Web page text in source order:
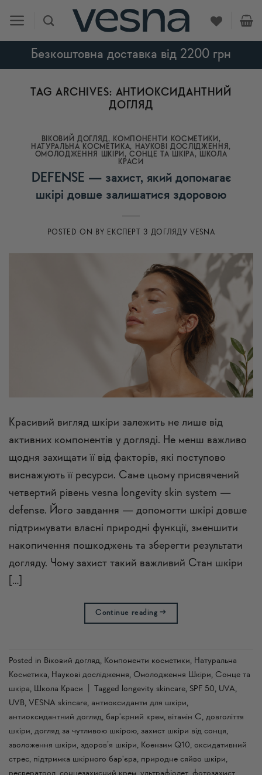
content
Безкоштовна доставка від 2200 грн
TAG ARCHIVES: АНТИОКСИДАНТНИЙ
ДОГЛЯД
ВІКОВИЙ ДОГЛЯД, КОМПОНЕНТИ КОСМЕТИКИ ,
НАТУРАЛЬНА КОСМЕТИКА, НАУКОВІ ДОСЛІДЖЕННЯ ,
ОМОЛОДЖЕННЯ ШКІРИ ,СОНЦЕ ТА ШКІРА,
ШКОЛА
КРАСИ
DEFENSE — захист, який допомагає
шкірі довше залишатися здоровою
POSTED ON BY ЕКСПЕРТ З ДОГЛЯДУ VESNA
Красивий вигляд шкіри залежить не лише від
активних компонентів у догляді. Не менш важливо
щодня захищати її від факторів, які поступово
виснажують її ресурси. Саме цьому присвячений
четвертий рівень vesna longevity skin system —
defense. Його завдання — допомогти шкірі довше
підтримувати власні природні функції, зменшити
накопичення пошкоджень та зберегти результати
догляду. Чому захист такий важливий Стан шкіри
[…]
Continue reading→
Posted in Віковий догляд, Компоненти косметики, Натуральна
Косметика, Наукові дослідження, Омолодження Шкіри, Сонце та
шкіра, Школа Краси Tagged longevity skincare, SPF 50, UVA,
UVB, VESNA skincare, антиоксиданти для шкіри,
антиоксидантний догляд, бар'єрний крем, вітамін С, довголіття
шкіри, догляд за чутливою шкірою, захист шкіри від сонця,
зволоження шкіри, здоров’я шкіри, Коензим Q10, оксидативний
стрес, підтримка шкірного бар'єра, природне сяйво шкіри,